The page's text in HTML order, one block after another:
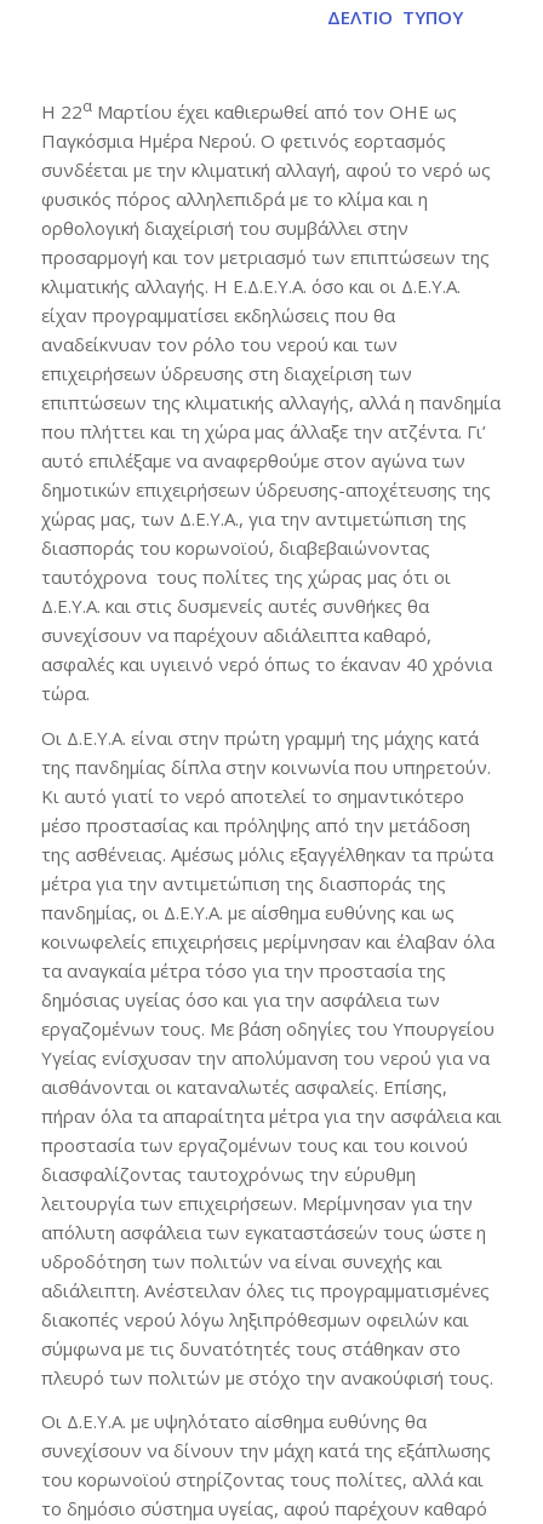
ΔΕΛΤΙΟ ΤΥΠΟΥ
Η 22αΜαρτίου έχει καθιερωθεί από τον ΟΗΕ ως
Παγκόσμια Ημέρα Νερού. Ο φετινός εορτασμός
συνδέεται με την κλιματική αλλαγή, αφού το νερό ως
φυσικός πόρος αλληλεπιδρά με το κλίμα και η
ορθολογική διαχείρισή του συμβάλλει στην
προσαρμογή και τον μετριασμό των επιπτώσεων της
κλιματικής αλλαγής. Η Ε.Δ.Ε.Υ.Α. όσο και οι Δ.Ε.Υ.Α.
είχαν προγραμματίσει εκδηλώσεις που θα
αναδείκνυαν τον ρόλο του νερού και των
επιχειρήσεων ύδρευσης στη διαχείριση των
επιπτώσεων της κλιματικής αλλαγής, αλλά η πανδημία
που πλήττει και τη χώρα μας άλλαξε την ατζέντα. Γι’
αυτό επιλέξαμε να αναφερθούμε στον αγώνα των
δημοτικών επιχειρήσεων ύδρευσης-αποχέτευσης της
χώρας μας, των Δ.Ε.Υ.Α., για την αντιμετώπιση της
διασποράς του κορωνοϊού, διαβεβαιώνοντας
ταυτόχρονα τους πολίτες της χώρας μας ότι οι
Δ.Ε.Υ.Α. και στις δυσμενείς αυτές συνθήκες θα
συνεχίσουν να παρέχουν αδιάλειπτα καθαρό,
ασφαλές και υγιεινό νερό όπως το έκαναν 40 χρόνια
τώρα.
Οι Δ.Ε.Υ.Α. είναι στην πρώτη γραμμή της μάχης κατά
της πανδημίας δίπλα στην κοινωνία που υπηρετούν.
Κι αυτό γιατί το νερό αποτελεί το σημαντικότερο
μέσο προστασίας και πρόληψης από την μετάδοση
της ασθένειας. Αμέσως μόλις εξαγγέλθηκαν τα πρώτα
μέτρα για την αντιμετώπιση της διασποράς της
πανδημίας, οι Δ.Ε.Υ.Α. με αίσθημα ευθύνης και ως
κοινωφελείς επιχειρήσεις μερίμνησαν και έλαβαν όλα
τα αναγκαία μέτρα τόσο για την προστασία της
δημόσιας υγείας όσο και για την ασφάλεια των
εργαζομένων τους. Με βάση οδηγίες του Υπουργείου
Υγείας ενίσχυσαν την απολύμανση του νερού για να
αισθάνονται οι καταναλωτές ασφαλείς. Επίσης,
πήραν όλα τα απαραίτητα μέτρα για την ασφάλεια και
προστασία των εργαζομένων τους και του κοινού
διασφαλίζοντας ταυτοχρόνως την εύρυθμη
λειτουργία των επιχειρήσεων. Μερίμνησαν για την
απόλυτη ασφάλεια των εγκαταστάσεών τους ώστε η
υδροδότηση των πολιτών να είναι συνεχής και
αδιάλειπτη. Ανέστειλαν όλες τις προγραμματισμένες
διακοπές νερού λόγω ληξιπρόθεσμων οφειλών και
σύμφωνα με τις δυνατότητές τους στάθηκαν στο
πλευρό των πολιτών με στόχο την ανακούφισή τους.
Οι Δ.Ε.Υ.Α. με υψηλότατο αίσθημα ευθύνης θα
συνεχίσουν να δίνουν την μάχη κατά της εξάπλωσης
του κορωνοϊού στηρίζοντας τους πολίτες, αλλά και
το δημόσιο σύστημα υγείας, αφού παρέχουν καθαρό